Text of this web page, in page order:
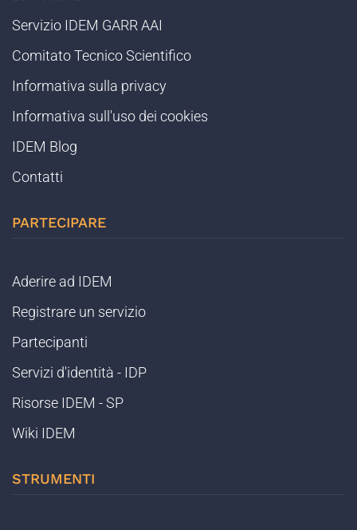
Servizio IDEM GARR AAI
Comitato Tecnico Scientifico
Informativa sulla privacy
Informativa sull'uso dei cookies
IDEM Blog
Contatti
PARTECIPARE
Aderire ad IDEM
Registrare un servizio
Partecipanti
Servizi d'identità - IDP
Risorse IDEM - SP
Wiki IDEM
STRUMENTI